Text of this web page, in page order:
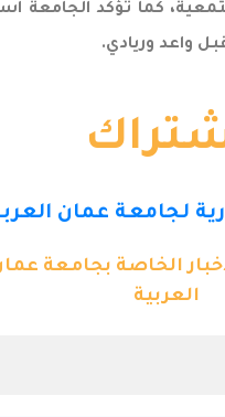
كما تؤكد الجامعة
واعد وريادي.
لجامعة عمان
الخاصة بجامعة
العربية